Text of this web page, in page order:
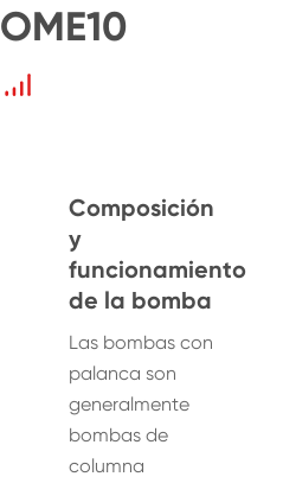
Composición
y
funcionamiento
de la bomba
Las bombas con
palanca son
generalmente
bombas de
columna